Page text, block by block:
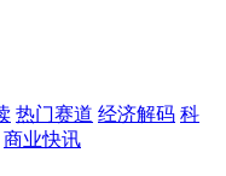
热门赛道 经济解码 科
商业快讯